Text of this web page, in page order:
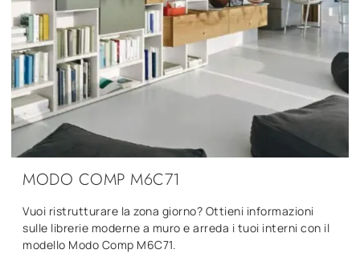
MODO COMP M6C71
Vuoi ristrutturare la zona giorno? Ottieni informazioni
sulle librerie moderne a muro e arreda i tuoi interni con il
modello Modo Comp M6C71.